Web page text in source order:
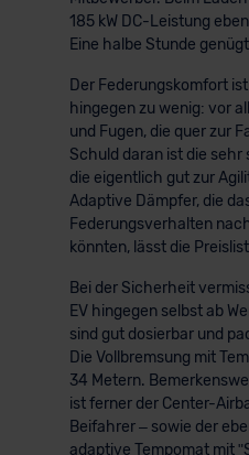
der EU erfolgt, erfolgt dies
Grundlage eines
Kommission (Art. 45 Abs. 1
DSGVO) oder wenn Sie
erteilen. Nähere
Datenschutzklauseln
unserem
datenschutz@meinauto.de
Datenschutzerklärung|
185 kW DC-Leistung
Eine halbe Stunde
Der Federungskomfort
hingegen zu wenig: vor
und Fugen, die quer zur
Schuld daran ist die
die eigentlich gut zur
Adaptive Dämpfer, die
Federungsverhalten
könnten, lässt die
Bei der Sicherheit
EV hingegen selbst ab
sind gut dosierbar und
Die Vollbremsung mit
34 Metern.
ist ferner der Center-
Beifahrer – sowie der
adaptive Tempomat mit